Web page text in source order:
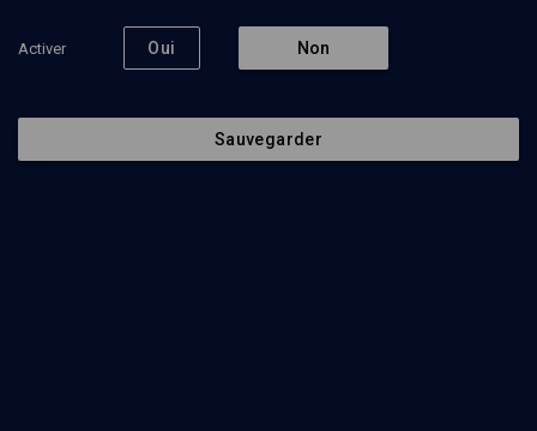
Abonnez-vous à notre newsletter
Envoyer
Activer Oui Non
Sauvegarder